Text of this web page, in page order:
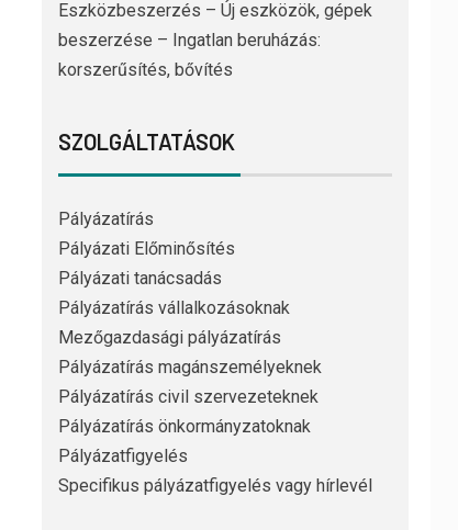
Eszközbeszerzés – Új eszközök, gépek
beszerzése – Ingatlan beruházás:
korszerűsítés, bővítés
SZOLGÁLTATÁSOK
Pályázatírás
Pályázati Előminősítés
Pályázati tanácsadás
Pályázatírás vállalkozásoknak
Mezőgazdasági pályázatírás
Pályázatírás magánszemélyeknek
Pályázatírás civil szervezeteknek
Pályázatírás önkormányzatoknak
Pályázatfigyelés
Specifikus pályázatfigyelés vagy hírlevél